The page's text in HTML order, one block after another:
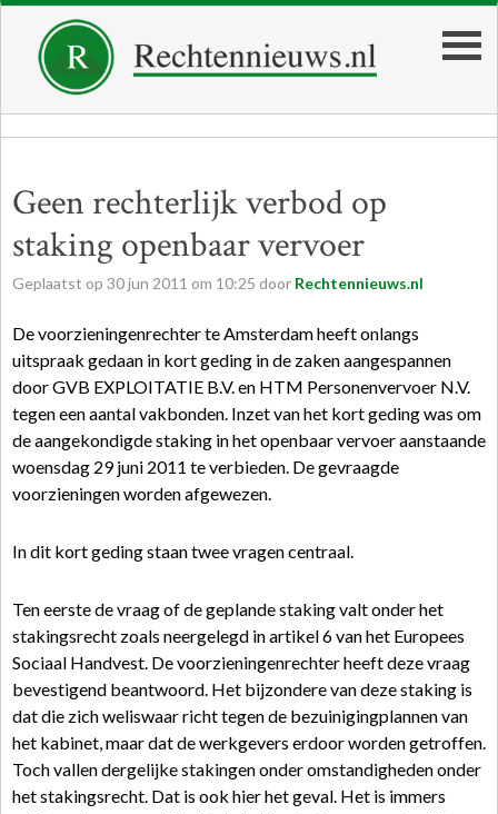
Geen rechterlijk verbod op
staking openbaar vervoer
Geplaatst op 30jun 2011 om 10:25 door Rechtennieuws.nl
De voorzieningenrechter te Amsterdam heeft onlangs
uitspraak gedaan in kort geding in de zaken aangespannen
door GVB EXPLOITATIE B.V. en HTM Personenvervoer N.V.
tegen een aantal vakbonden. Inzet van het kort geding was om
de aangekondigde staking in het openbaar vervoer aanstaande
woensdag 29 juni 2011 te verbieden. De gevraagde
voorzieningen worden afgewezen.
In dit kort geding staan twee vragen centraal.
Ten eerste de vraag of de geplande staking valt onder het
stakingsrecht zoals neergelegd in artikel 6 van het Europees
Sociaal Handvest. De voorzieningenrechter heeft deze vraag
bevestigend beantwoord. Het bijzondere van deze staking is
dat die zich weliswaar richt tegen de bezuinigingplannen van
het kabinet, maar dat de werkgevers erdoor worden getroffen.
Toch vallen dergelijke stakingen onder omstandigheden onder
het stakingsrecht. Dat is ook hier het geval. Het is immers